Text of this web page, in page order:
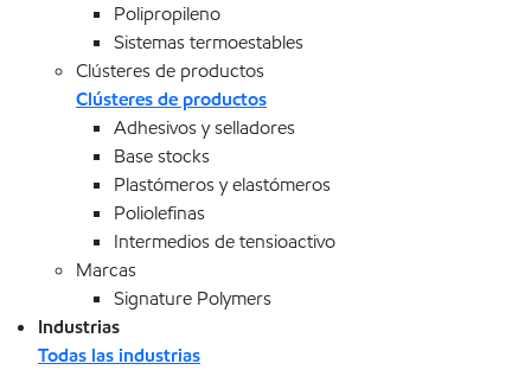
Polipropileno
Sistemas termoestables
Clústeres de productos
Clústeres de productos
Adhesivos y selladores
Base stocks
Plastómeros y elastómeros
Poliolefinas
Intermedios de tensioactivo
Marcas
Signature Polymers
Industrias
Todas las industrias